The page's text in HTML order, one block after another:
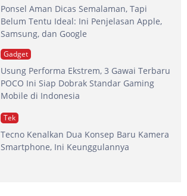
Ponsel Aman Dicas Semalaman, Tapi
Belum Tentu Ideal: Ini Penjelasan Apple,
Samsung, dan Google
Gadget
Usung Performa Ekstrem, 3 Gawai Terbaru
POCO Ini Siap Dobrak Standar Gaming
Mobile di Indonesia
Tek
Tecno Kenalkan Dua Konsep Baru Kamera
Smartphone, Ini Keunggulannya